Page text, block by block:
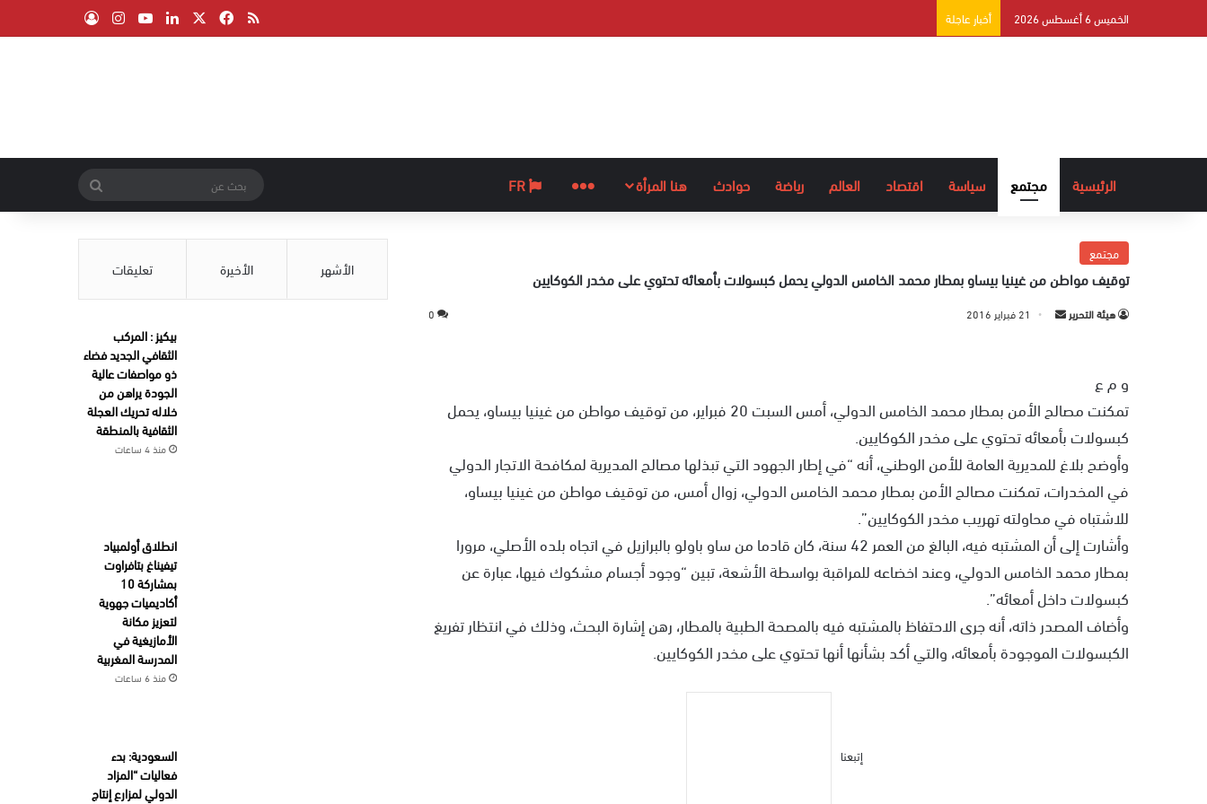
الخميس 6 أغسطس 2026 أخبار عاجلة ملخص الموقع RSS
فيسبوك لينكدإن ‫YouTube
انستقرام
الرئيسية مجتمع سياسة اقتصاد العالم رياضة حوادث هنا المرأة المزيد
عن
مجتمع
توقيف مواطن من غينيا بيساو بمطار محمد الخامس الدولي يحمل كبسولات بأمعائه تحتوي على مخدر الكوكايين
هيئة التحرير
ر
ي
د
ا
ل
ك
ر
ن
ي
21 فبراير 2016 0
و م ع
تمكنت مصالح الأمن بمطار محمد الخامس الدولي، أمس السبت 20 فبراير، من توقيف مواطن من غينيا بيساو، يحمل
كبسولات بأمعائه تحتوي على مخدر الكوكايين.
وأوضح بلاغ للمديرية العامة للأمن الوطني، أنه “في إطار الجهود التي تبذلها مصالح المديرية لمكافحة الاتجار الدولي
في المخدرات، تمكنت مصالح الأمن بمطار محمد الخامس الدولي، زوال أمس، من توقيف مواطن من غينيا بيساو،
للاشتباه في محاولته تهريب مخدر الكوكايين”.
وأشارت إلى أن المشتبه فيه، البالغ من العمر 42 سنة، كان قادما من ساو باولو بالبرازيل في اتجاه بلده الأصلي، مرورا
بمطار محمد الخامس الدولي، وعند اخضاعه للمراقبة بواسطة الأشعة، تبين “وجود أجسام مشكوك فيها، عبارة عن
كبسولات داخل أمعائه”.
وأضاف المصدر ذاته، أنه جرى الاحتفاظ بالمشتبه فيه بالمصحة الطبية بالمطار، رهن إشارة البحث، وذلك في انتظار تفريغ
الكبسولات الموجودة بأمعائه، والتي أكد بشأنها أنها تحتوي على مخدر الكوكايين.
إتبعنا
الأشهر الأخيرة تعليقات
بيكيز : المركب
الثقافي الجديد فضاء
ذو مواصفات عالية
الجودة يراهن من
خلاله تحريك العجلة
الثقافية بالمنطقة
منذ 4 ساعات
انطلاق أولمبياد
تيفيناغ بتافراوت
بمشاركة 10
أكاديميات جهوية
لتعزيز مكانة
الأمازيغية في
المدرسة المغربية
منذ 6 ساعات
السعودية: بدء
فعاليات “المزاد
الدولي لمزارع إنتاج